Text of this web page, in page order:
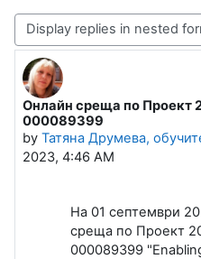
Display mode
Онлайн среща по Проект
000089399
by Татяна Друмева,
2023, 4:46 AM
Number of replies: 0
На 01 септември
среща по Проект
000089399